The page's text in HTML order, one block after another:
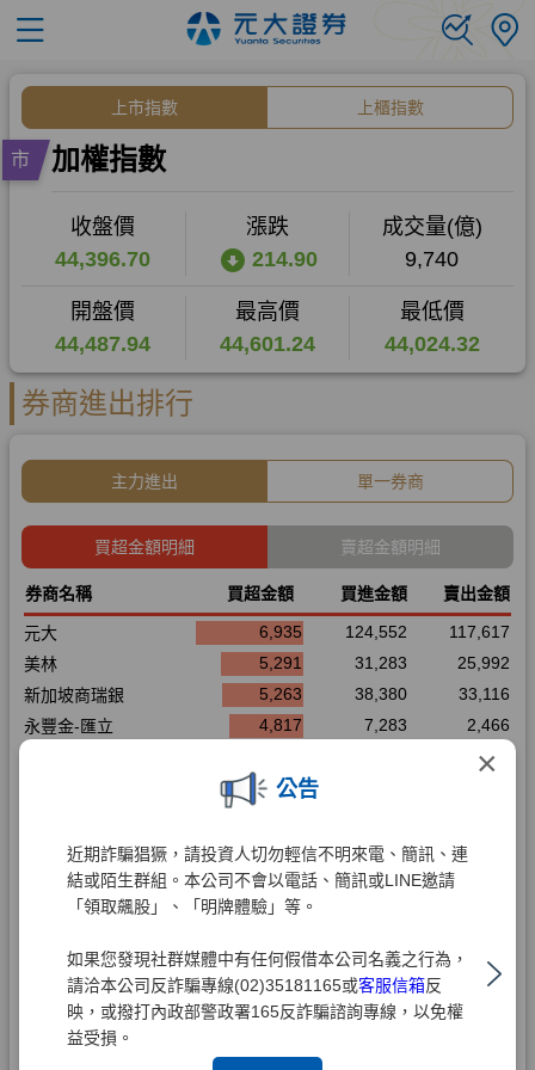
×
公告
近期詐騙猖獗，請投資人切勿輕信不明來電、簡訊、連
結或陌生群組。本公司不會以電話、簡訊或LINE邀請
「領取飆股」、「明牌體驗」等。
如果您發現社群媒體中有任何假借本公司名義之行為，
請洽本公司反詐騙專線(02)35181165或客服信箱反
映，或撥打內政部警政署165反詐騙諮詢專線，以免權
益受損。